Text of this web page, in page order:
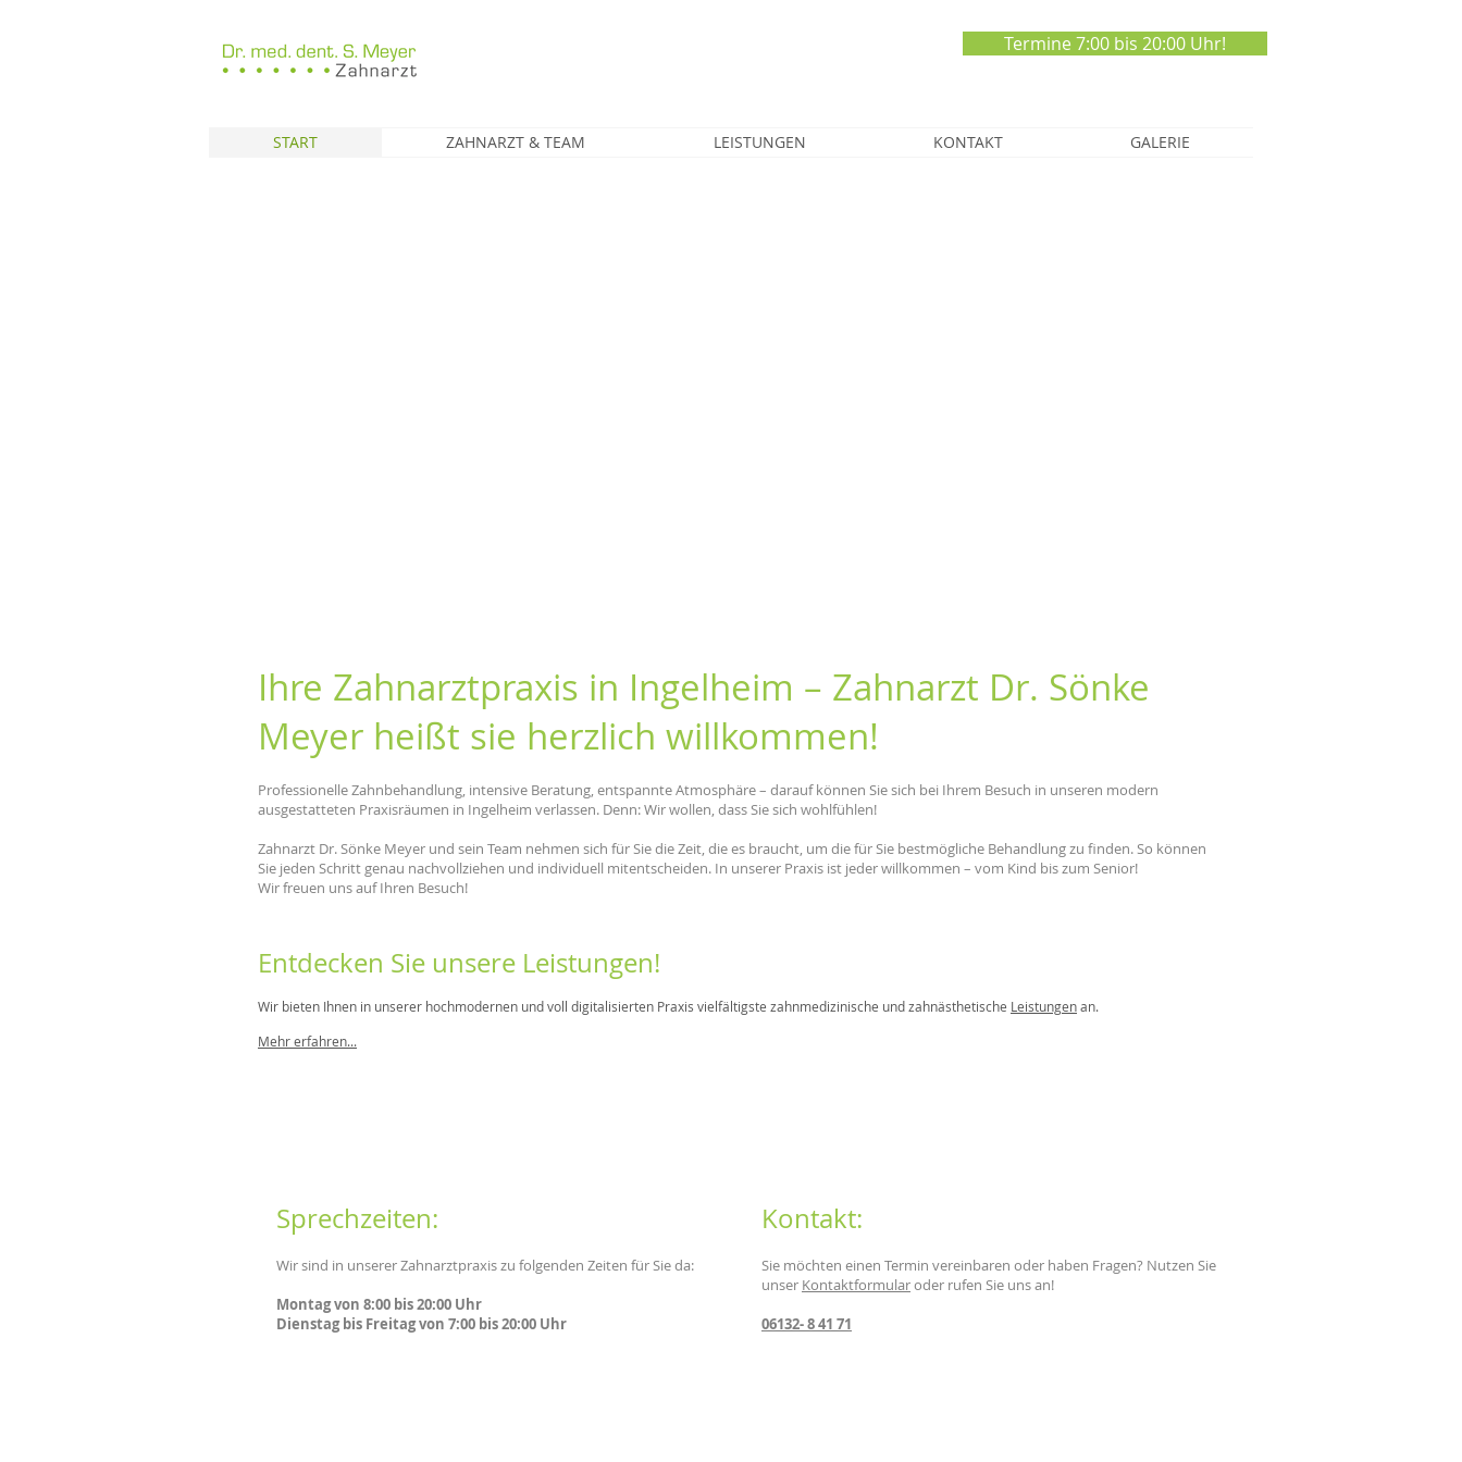
Termine 7:00 bis 20:00 Uhr!
START ZAHNARZT & TEAM LEISTUNGEN KONTAKT GALERIE
Ihre Zahnarztpraxis in Ingelheim – Zahnarzt Dr. Sönke
Meyer heißt sie herzlich willkommen!
Professionelle Zahnbehandlung, intensive Beratung, entspannte Atmosphäre – darauf können Sie sich bei Ihrem Besuch in unseren modern
ausgestatteten Praxisräumen in Ingelheim verlassen. Denn: Wir wollen, dass Sie sich wohlfühlen!
Zahnarzt Dr. Sönke Meyer und sein Team nehmen sich für Sie die Zeit, die es braucht, um die für Sie bestmögliche Behandlung zu finden. So können
Sie jeden Schritt genau nachvollziehen und individuell mitentscheiden. In unserer Praxis ist jeder willkommen – vom Kind bis zum Senior!
Wir freuen uns auf Ihren Besuch!
Entdecken Sie unsere Leistungen!
Wir bieten Ihnen in unserer hochmodernen und voll digitalisierten Praxis vielfältigste zahnmedizinische und zahnästhetische Leistungenan.
Mehr erfahren...
Sprechzeiten:
Wir sind in unserer Zahnarztpraxis zu folgenden Zeiten für Sie da:
Montag von 8:00 bis 20:00 Uhr
Dienstag bis Freitag von 7:00 bis 20:00 Uhr
Kontakt:
Sie möchten einen Termin vereinbaren oder haben Fragen? Nutzen Sie
unser Kontaktformularoder rufen Sie uns an!
06132- 8 41 71